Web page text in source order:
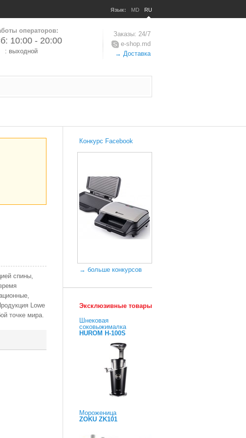
Язык: MD RU
операторов:
10:00 - 20:00
: выходной
Заказы: 24/7
e-shop.md
→ Доставка
спины,
Lowe
точке мира.
Конкурс Facebook
→ больше конкурсов
Эксклюзивные товары
Шнековая
соковыжималка
HUROM H-100S
Мороженица
ZOKU ZK101